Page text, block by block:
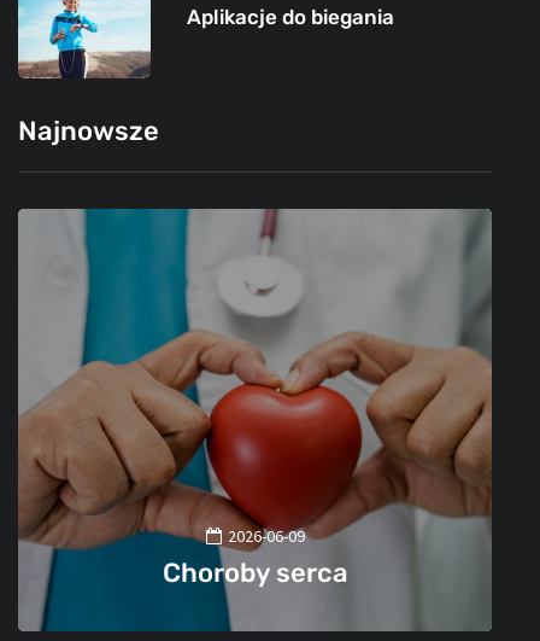
Aplikacje do biegania
Najnowsze
2026-06-09
Choroby serca